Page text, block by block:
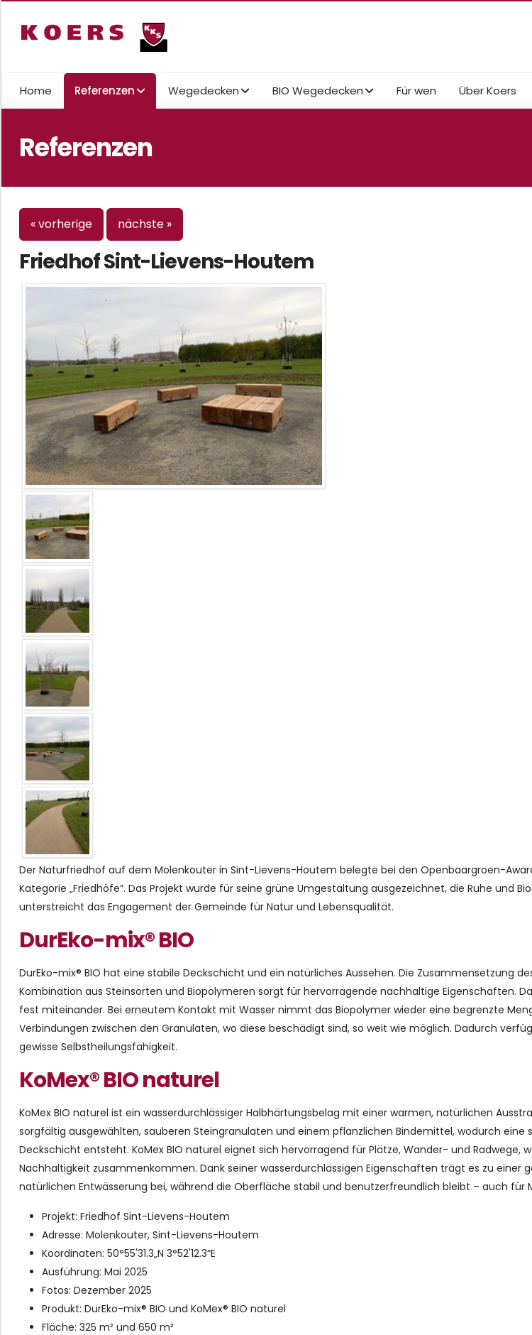
Home Referenzen Wegedecken BIO Wegedecken Für wen Über Koers
Referenzen
« vorherige nächste »
Friedhof Sint-Lievens-Houtem
Der Naturfriedhof auf dem Molenkouter in Sint-Lievens-Houtem belegte bei den Openbaargroen-
Kategorie „Friedhöfe”. Das Projekt wurde für seine grüne Umgestaltung ausgezeichnet, die Ruhe und
unterstreicht das Engagement der Gemeinde für Natur und Lebensqualität.
DurEko-mix® BIO
DurEko-mix® BIO hat eine stabile Deckschicht und ein natürliches Aussehen. Die Zusammensetzung
Kombination aus Steinsorten und Biopolymeren sorgt für hervorragende nachhaltige Eigenschaften.
fest miteinander. Bei erneutem Kontakt mit Wasser nimmt das Biopolymer wieder eine begrenzte
Verbindungen zwischen den Granulaten, wo diese beschädigt sind, so weit wie möglich. Dadurch
gewisse Selbstheilungsfähigkeit.
KoMex® BIO naturel
KoMex BIO naturel ist ein wasserdurchlässiger Halbhärtungsbelag mit einer warmen, natürlichen
sorgfältig ausgewählten, sauberen Steingranulaten und einem pflanzlichen Bindemittel, wodurch eine
Deckschicht entsteht. KoMex BIO naturel eignet sich hervorragend für Plätze, Wander- und Radwege,
Nachhaltigkeit zusammenkommen. Dank seiner wasserdurchlässigen Eigenschaften trägt es zu einer
natürlichen Entwässerung bei, während die Oberfläche stabil und benutzerfreundlich bleibt – auch für
Projekt: Friedhof Sint-Lievens-Houtem
Adresse: Molenkouter, Sint-Lievens-Houtem
Koordinaten: 50°55'31.3„N 3°52'12.3“E
Ausführung: Mai 2025
Fotos: Dezember 2025
Produkt: DurEko-mix® BIO und KoMex® BIO naturel
Fläche: 325 m² und 650 m²